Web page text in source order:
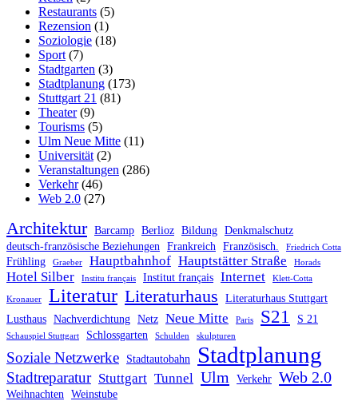
Restaurants (5)
Rezension (1)
Soziologie (18)
Sport (7)
Stadtgarten (3)
Stadtplanung (173)
Stuttgart 21 (81)
Theater(9)
Tourisms (5)
Ulm Neue Mitte (11)
Universität (2)
Veranstaltungen (286)
Verkehr(46)
Web 2.0 (27)
Architektur Barcamp Berlioz Bildung Denkmalschutz
deutsch-französische Beziehungen
Frankreich Französisch. Friedrich Cotta
Frühling Graeber Hauptbahnhof Hauptstätter Straße Horads
Hotel Silber Institu français Institut français Internet Klett-Cotta
Kronauer Literatur Literaturhaus
Literaturhaus Stuttgart
Lusthaus Nachverdichtung Netz Neue Mitte Paris S21 S 21
Schauspiel Stuttgart Schlossgarten Schulden skulpturen
Soziale Netzwerke Stadtautobahn Stadtplanung
Stadtreparatur Stuttgart Tunnel Ulm Verkehr Web 2.0
Weihnachten Weinstube